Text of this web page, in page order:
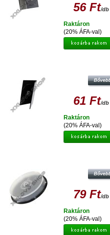
56 Ft/db
(20% ÁFA-val)
Raktáron
61 Ft/db
(20% ÁFA-val)
Raktáron
79 Ft/db
(20% ÁFA-val)
Raktáron